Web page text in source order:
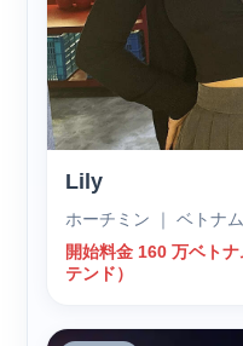
Lily
ホーチミン ｜ ベトナ
開始料金 160 万ベト
テンド）